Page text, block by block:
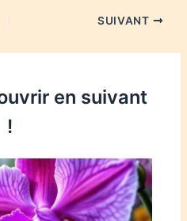
SUIVANT
en suivant
!